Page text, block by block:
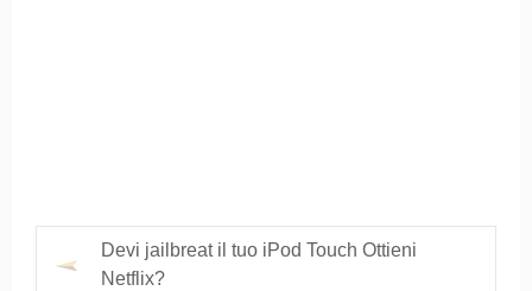
Devi jailbreat il tuo iPod Touch Ottieni
Netflix?